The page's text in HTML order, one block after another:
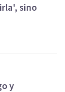
sino
y